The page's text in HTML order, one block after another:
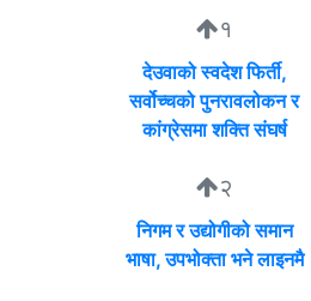
१
देउवाको स्वदेश फिर्ती,
सर्वोच्चको पुनरावलोकन र
कांग्रेसमा शक्ति संघर्ष
२
निगम र उद्योगीको समान
भाषा, उपभोक्ता भने लाइनमै